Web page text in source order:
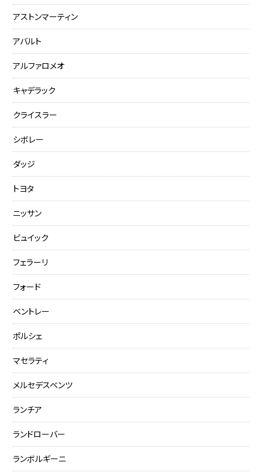
アストンマーティン
アバルト
アルファロメオ
キャデラック
クライスラー
シボレー
ダッジ
トヨタ
ニッサン
ビュイック
フェラーリ
フォード
ベントレー
ポルシェ
マセラティ
メルセデスベンツ
ランチア
ランドローバー
ランボルギーニ